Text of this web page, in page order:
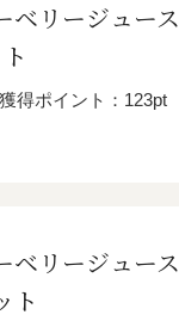
ベリージュース
ト
獲得ポイント：123pt
ベリージュース
ト